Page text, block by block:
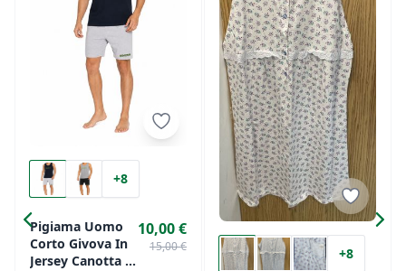
+8
Pigiama Uomo
Corto Givova In
Jersey Canotta E
10,00 €
15,00 € +8